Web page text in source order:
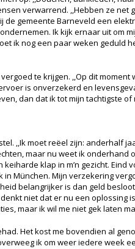
verwarrend. ,,Hebben ze
de gemeente Barneveld een
Ik kijk ernaar uit om
ik nog een paar weken geduld
te krijgen. ,,Op dit moment
is onverzekerd en
dan dat ik tot mijn tachtigste
,,Ik moet reëel zijn: anderhalf
maar nu weet ik onderhand
klap in m’n gezicht. Eind
München. Mijn verzekering
belangrijker is dan geld
niet dat er nu een oplossing
maar ik wil me niet gek laten
Het kost me bovendien al
ik om weer iedere week